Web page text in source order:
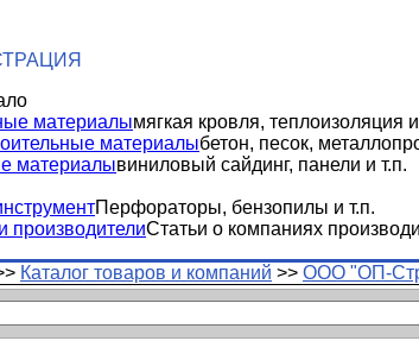
материалымягкая кровля, теплоизоляция и
материалыбетон, песок,
материалывиниловый сайдинг, панели и т.п.
Перфораторы, бензопилы и т.п.
производителиСтатьи о компаниях
Каталог товаров и компаний >> ООО "ОП-